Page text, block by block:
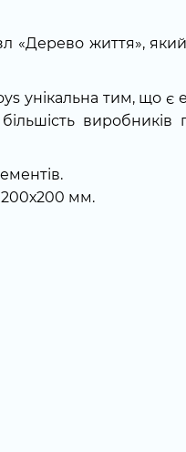
«Дерево життя»,
унікальна тим, що є
більшість
200х200 мм.